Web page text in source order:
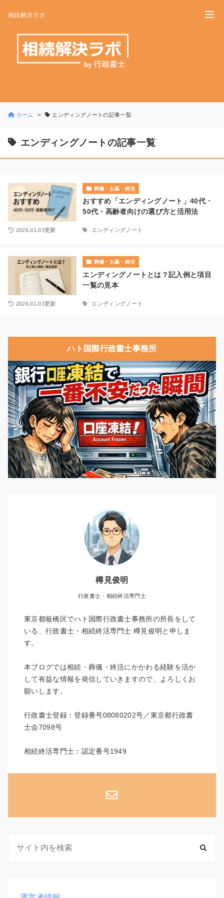
相続解決ラボ
ホーム エンディングノートの記事一覧
エンディングノートの記事一覧
葬儀・お墓・終活
おすすめ「エンディングノート」40代・
50代・高齢者向けの選び方と活用法
2026.01.03更新 エンディングノート
葬儀・お墓・終活
エンディングノートとは？記入例と項目
一覧の見本
2026.01.03更新 エンディングノート
ハト国際行政書士事務所
樽見俊明
行政書士・相続終活専門士
東京都板橋区でハト国際行政書士事務所の所長をして
いる、行政書士・相続終活専門士 樽見俊明と申しま
す。
本ブログでは相続・葬儀・終活にかかわる経験を活か
して有益な情報を発信していきますので、よろしくお
願いします。
行政書士登録：登録番号08080202号／東京都行政書
士会7098号
相続終活専門士：認定番号1949